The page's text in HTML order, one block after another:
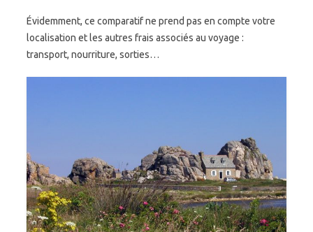
Évidemment, ce comparatif ne prend pas en compte votre
localisation et les autres frais associés au voyage :
transport, nourriture, sorties…